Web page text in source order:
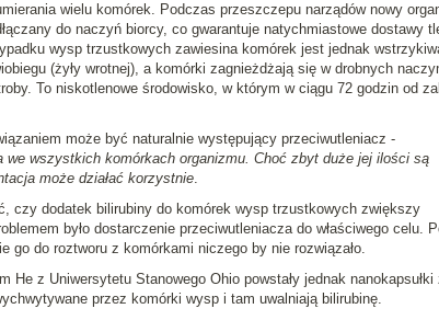
wielu komórek. Podczas przeszczepu narządów nowy
do naczyń biorcy, co gwarantuje natychmiastowe dostawy
wysp trzustkowych zawiesina komórek jest jednak
(żyły wrotnej), a komórki zagnieżdżają się w drobnych
To niskotlenowe środowisko, w którym w ciągu 72 godzin od
może być naturalnie występujący przeciwutleniacz -
wszystkich komórkach organizmu. Choć zbyt duże jej ilości są
może działać korzystnie.
czy dodatek bilirubiny do komórek wysp trzustkowych zwiększy
było dostarczenie przeciwutleniacza do właściwego celu.
go do roztworu z komórkami niczego by nie rozwiązało.
He z Uniwersytetu Stanowego Ohio powstały jednak nanokapsułki
przez komórki wysp i tam uwalniają bilirubinę.